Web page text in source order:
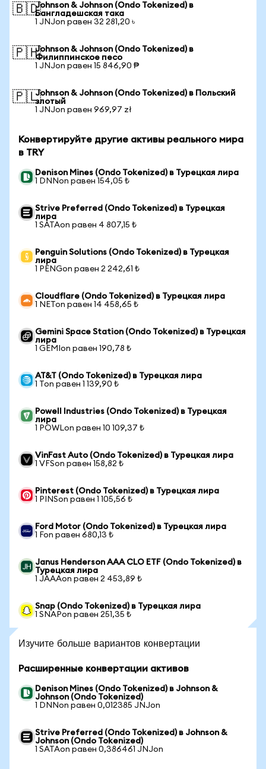
🇧🇩Johnson & Johnson (Ondo Tokenized) в
Бангладешская така
1 JNJon равен 32 281,20 ৳
🇵🇭Johnson & Johnson (Ondo Tokenized) в
Филиппинское песо
1 JNJon равен 15 846,90 ₱
🇵🇱Johnson & Johnson (Ondo Tokenized) в Польский
злотый
1 JNJon равен 969,97 zł
Конвертируйте другие активы реального мира
в TRY
Denison Mines (Ondo Tokenized) в Турецкая лира
1 DNNon равен 154,05 ₺
Strive Preferred (Ondo Tokenized) в Турецкая
лира
1 SATAon равен 4 807,15 ₺
Penguin Solutions (Ondo Tokenized) в Турецкая
лира
1 PENGon равен 2 242,61 ₺
Cloudflare (Ondo Tokenized) в Турецкая лира
1 NETon равен 14 458,65 ₺
Gemini Space Station (Ondo Tokenized) в Турецкая
лира
1 GEMIon равен 190,78 ₺
AT&T (Ondo Tokenized) в Турецкая лира
1 Ton равен 1 139,90 ₺
Powell Industries (Ondo Tokenized) в Турецкая
лира
1 POWLon равен 10 109,37 ₺
VinFast Auto (Ondo Tokenized) в Турецкая лира
1 VFSon равен 158,82 ₺
Pinterest (Ondo Tokenized) в Турецкая лира
1 PINSon равен 1 105,56 ₺
Ford Motor (Ondo Tokenized) в Турецкая лира
1 Fon равен 680,13 ₺
Janus Henderson AAA CLO ETF (Ondo Tokenized) в
Турецкая лира
1 JAAAon равен 2 453,89 ₺
Snap (Ondo Tokenized) в Турецкая лира
1 SNAPon равен 251,35 ₺
Изучите больше вариантов конвертации
Расширенные конвертации активов
Denison Mines (Ondo Tokenized) в Johnson &
Johnson (Ondo Tokenized)
1 DNNon равен 0,012385 JNJon
Strive Preferred (Ondo Tokenized) в Johnson &
Johnson (Ondo Tokenized)
1 SATAon равен 0,386461 JNJon